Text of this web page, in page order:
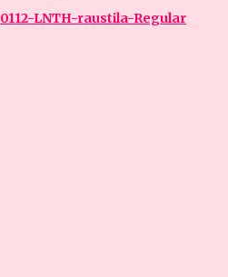
0112-LNTH-raustila-Regular